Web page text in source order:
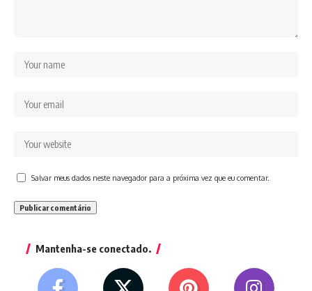
Salvar meus dados neste navegador para a próxima vez que eu comentar.
Mantenha-se conectado.